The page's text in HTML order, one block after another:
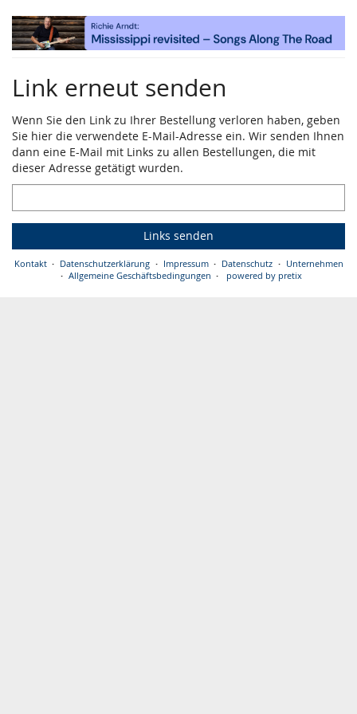
Zum
Haupt-
Inhalt
Link erneut senden
Wenn Sie den Link zu Ihrer Bestellung verloren haben, geben
Sie hier die verwendete E-Mail-Adresse ein. Wir senden Ihnen
dann eine E-Mail mit Links zu allen Bestellungen, die mit
dieser Adresse getätigt wurden.
Mail
Links senden
Kontakt Datenschutzerklärung Impressum Datenschutz
Unternehmen
Allgemeine Geschäftsbedingungen
powered by pretix